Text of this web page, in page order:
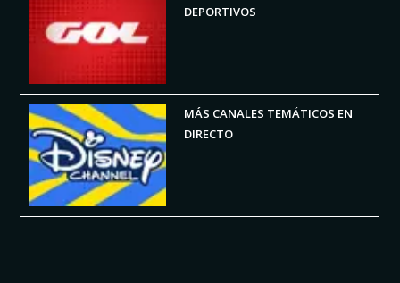
DEPORTIVOS
MÁS CANALES TEMÁTICOS EN
DIRECTO